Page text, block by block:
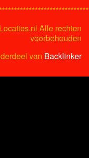
Alle rechten
voorbehouden
van Backlinker